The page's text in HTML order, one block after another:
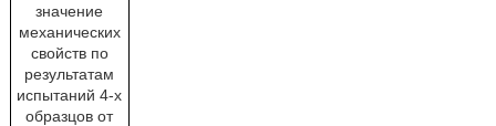
значение
механических
свойств по
результатам
испытаний 4-х
образцов от